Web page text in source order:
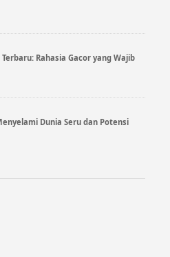
Rahasia Gacor yang Wajib
Dunia Seru dan Potensi